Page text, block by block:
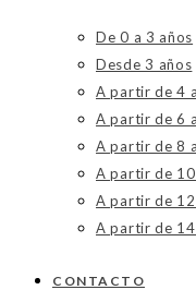
De 0 a 3 años
Desde 3 años
A partir de 4
A partir de 6
A partir de 8
A partir de
A partir de
A partir de
CONTACTO